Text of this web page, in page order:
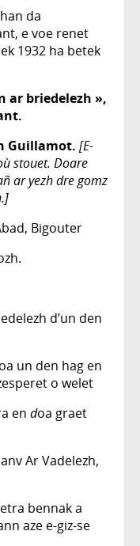
da
e voe renet
1932 ha betek
ar briedelezh »,
Guillamot. [E-
stouet. Doare
ar yezh dre gomz
Bigouter
d’un den
un den hag en
o welet
en doa graet
Ar Vadelezh,
bennak a
aze e-giz-se